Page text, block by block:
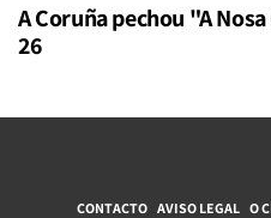
A Coruña pechou "A
26
CONTACTO AVISO LEGAL O